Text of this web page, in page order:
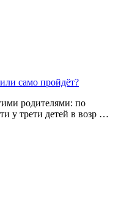
само пройдёт?
родителями: по
у трети детей в возр …